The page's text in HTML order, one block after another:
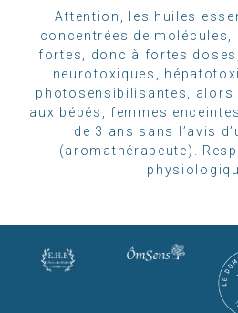
Attention, les huiles
concentrées de
fortes, donc à fortes
neurotoxiques,
photosensibilisantes, alors
aux bébés, femmes
de 3 ans sans l’avis
(aromathérapeute).